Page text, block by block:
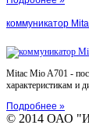
коммуникатор
Mitac Mio A701 -
характеристикам и
Подробнее »
© 2014 ОАО